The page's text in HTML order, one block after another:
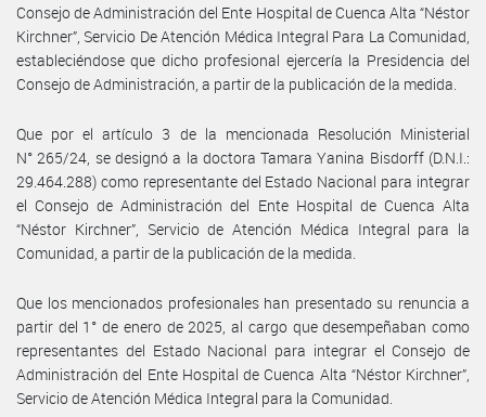
Consejo de Administración del Ente Hospital de Cuenca Alta “Néstor
Kirchner”, Servicio De Atención Médica Integral Para La Comunidad,
estableciéndose que dicho profesional ejercería la Presidencia del
Consejo de Administración, a partir de la publicación de la medida.
Que por el artículo 3 de la mencionada Resolución Ministerial
N° 265/24, se designó a la doctora Tamara Yanina Bisdorff (D.N.I.:
29.464.288) como representante del Estado Nacional para integrar
el Consejo de Administración del Ente Hospital de Cuenca Alta
“Néstor Kirchner”, Servicio de Atención Médica Integral para la
Comunidad, a partir de la publicación de la medida.
Que los mencionados profesionales han presentado su renuncia a
partir del 1° de enero de 2025, al cargo que desempeñaban como
representantes del Estado Nacional para integrar el Consejo de
Administración del Ente Hospital de Cuenca Alta “Néstor Kirchner”,
Servicio de Atención Médica Integral para la Comunidad.